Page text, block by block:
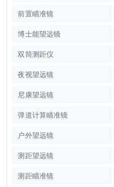
前置瞄准镜
博士能望远镜
双筒测距仪
夜视望远镜
尼康望远镜
弹道计算瞄准镜
户外望远镜
测距望远镜
测距瞄准镜